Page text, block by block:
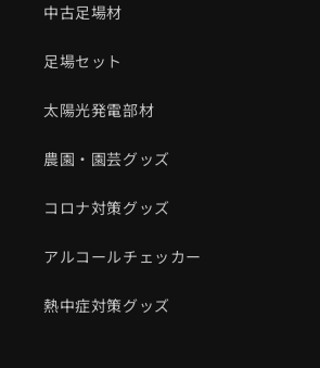
中古足場材
足場セット
太陽光発電部材
農園・園芸グッズ
コロナ対策グッズ
アルコールチェッカー
熱中症対策グッズ